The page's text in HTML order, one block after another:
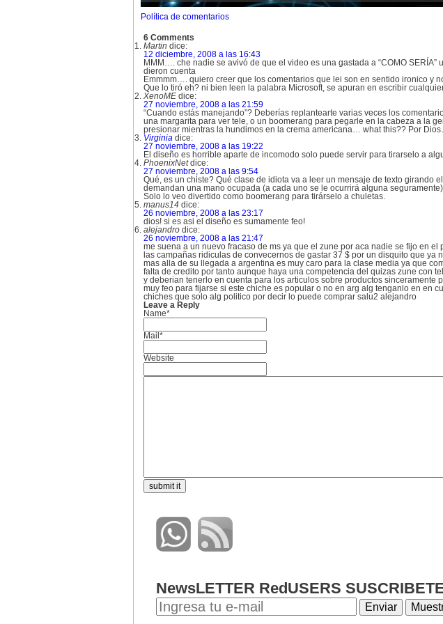
Política de comentarios
6 Comments
Martin dice:
12 diciembre, 2008 a las 16:43
MMM…. che nadie se avivó de que el video es una gastada a “COMO
dieron cuenta
Emmmm…. quiero creer que los comentarios que lei son en sentido ironico y
Que lo tiró eh? ni bien leen la palabra Microsoft, se apuran en escribir
XenoME dice:
27 noviembre, 2008 a las 21:59
“Cuando estás manejando”? Deberías replantearte varias veces los
una margarita para ver tele, o un boomerang para pegarle en la cabeza a la
presionar mientras la hundimos en la crema americana… what this?? Por
Virginia dice:
27 noviembre, 2008 a las 19:22
El diseño es horrible aparte de incomodo solo puede servir para tirarselo a
PhoenixNet dice:
27 noviembre, 2008 a las 9:54
Qué, es un chiste? Qué clase de idiota va a leer un mensaje de texto
demandan una mano ocupada (a cada uno se le ocurrirá alguna
Solo lo veo divertido como boomerang para tirárselo a chuletas.
manus14 dice:
26 noviembre, 2008 a las 23:17
dios! si es asi el diseño es sumamente feo!
alejandro dice:
26 noviembre, 2008 a las 21:47
me suena a un nuevo fracaso de ms ya que el zune por aca nadie se fijo en
las campañas ridiculas de convecernos de gastar 37 $ por un disquito que
mas alla de su llegada a argentina es muy caro para la clase media ya que
falta de credito por tanto aunque haya una competencia del quizas zune con
y deberian tenerlo en cuenta para los articulos sobre productos
muy feo para fijarse si este chiche es popular o no en arg alg tenganlo en en
chiches que solo alg politico por decir lo puede comprar salu2 alejandro
Leave a Reply
Name*
Mail*
Website
NewsLETTER RedUSERS